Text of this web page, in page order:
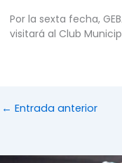
Por la sexta fecha,
visitará al Club
← Entrada anterior